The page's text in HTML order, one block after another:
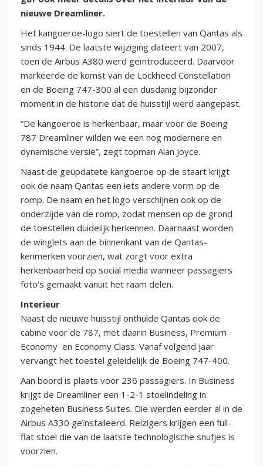
nieuwe Dreamliner.
Het kangoeroe-logo siert de toestellen van Qantas als
sinds 1944. De laatste wijziging dateert van 2007,
toen de Airbus A380 werd geïntroduceerd. Daarvoor
markeerde de komst van de Lockheed Constellation
en de Boeing 747-300 al een dusdanig bijzonder
moment in de historie dat de huisstijl werd aangepast.
“De kangoeroe is herkenbaar, maar voor de Boeing
787 Dreamliner wilden we een nog modernere en
dynamische versie”, zegt topman Alan Joyce.
Naast de geüpdatete kangoeroe op de staart krijgt
ook de naam Qantas een iets andere vorm op de
romp. De naam en het logo verschijnen ook op de
onderzijde van de romp, zodat mensen op de grond
de toestellen duidelijk herkennen. Daarnaast worden
de winglets aan de binnenkant van de Qantas-
kenmerken voorzien, wat zorgt voor extra
herkenbaarheid op social media wanneer passagiers
foto’s gemaakt vanuit het raam delen.
Interieur
Naast de nieuwe huisstijl onthulde Qantas ook de
cabine voor de 787, met daarin Business, Premium
Economy en Economy Class. Vanaf volgend jaar
vervangt het toestel geleidelijk de Boeing 747-400.
Aan boord is plaats voor 236 passagiers. In Business
krijgt de Dreamliner een 1-2-1 stoelindeling in
zogeheten Business Suites. Die werden eerder al in de
Airbus A330 geïnstalleerd. Reizigers krijgen een full-
flat stoel die van de laatste technologische snufjes is
voorzien.